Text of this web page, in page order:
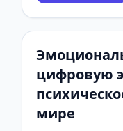
цифровую
мире